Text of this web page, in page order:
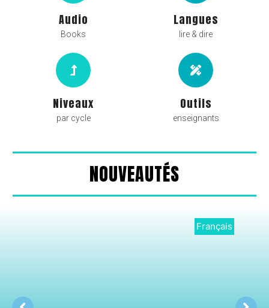
Audio
Books
Langues
lire & dire
Niveaux
par cycle
Outils
enseignants
NOUVEAUTÉS